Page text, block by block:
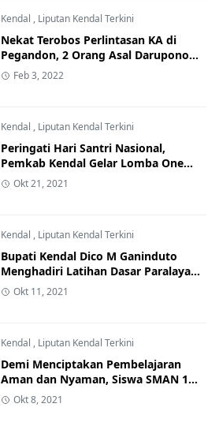
Kendal , Liputan Kendal Terkini
Nekat Terobos Perlintasan KA di
Pegandon, 2 Orang Asal Darupono
dan Dempelrejo Ini Tewas Seketika
Feb 3, 2022
Kendal , Liputan Kendal Terkini
Peringati Hari Santri Nasional,
Pemkab Kendal Gelar Lomba One
Pondok One Product
Okt 21, 2021
Kendal , Liputan Kendal Terkini
Bupati Kendal Dico M Ganinduto
Menghadiri Latihan Dasar Paralayang
di Gubugsari Pegandon
Okt 11, 2021
Kendal , Liputan Kendal Terkini
Demi Menciptakan Pembelajaran
Aman dan Nyaman, Siswa SMAN 1
Pegandon Kendal Diajak jadi Pelajar
Bebas Bullying
Okt 8, 2021